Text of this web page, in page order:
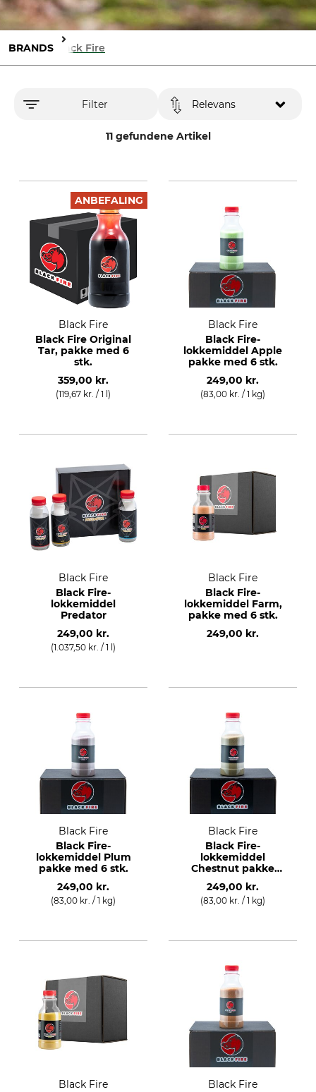
BRANDS Black Fire
Filter
11 gefundene Artikel
Relevans
ANBEFALING
Black Fire
Black Fire Original
Tar, pakke med 6
stk.
359,00 kr.
(119,67 kr. / 1 l)
Black Fire
Black Fire-
lokkemiddel Apple
pakke med 6 stk.
249,00 kr.
(83,00 kr. / 1 kg)
Black Fire
Black Fire-
lokkemiddel
Predator
249,00 kr.
(1.037,50 kr. / 1 l)
Black Fire
Black Fire-
lokkemiddel Farm,
pakke med 6 stk.
249,00 kr.
Black Fire
Black Fire-
lokkemiddel Plum
pakke med 6 stk.
249,00 kr.
(83,00 kr. / 1 kg)
Black Fire
Black Fire-
lokkemiddel
Chestnut pakke
med 6 stk.
249,00 kr.
(83,00 kr. / 1 kg)
Black Fire
Black Fire